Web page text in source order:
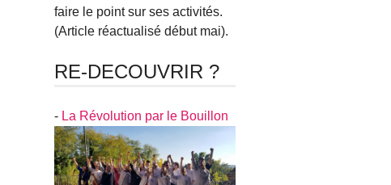
faire le point sur ses activités.
(Article réactualisé début mai).
RE-DECOUVRIR ?
- La Révolution par le Bouillon